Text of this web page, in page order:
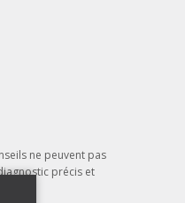
ne peuvent pas
précis et